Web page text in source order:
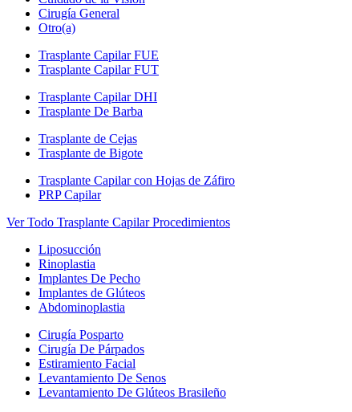
Cirugía General
Otro(a)
Trasplante Capilar FUE
Trasplante Capilar FUT
Trasplante Capilar DHI
Trasplante De Barba
Trasplante de Cejas
Trasplante de Bigote
Trasplante Capilar con Hojas de Záfiro
PRP Capilar
Ver Todo Trasplante Capilar Procedimientos
Liposucción
Rinoplastia
Implantes De Pecho
Implantes de Glúteos
Abdominoplastia
Cirugía Posparto
Cirugía De Párpados
Estiramiento Facial
Levantamiento De Senos
Levantamiento De Glúteos Brasileño